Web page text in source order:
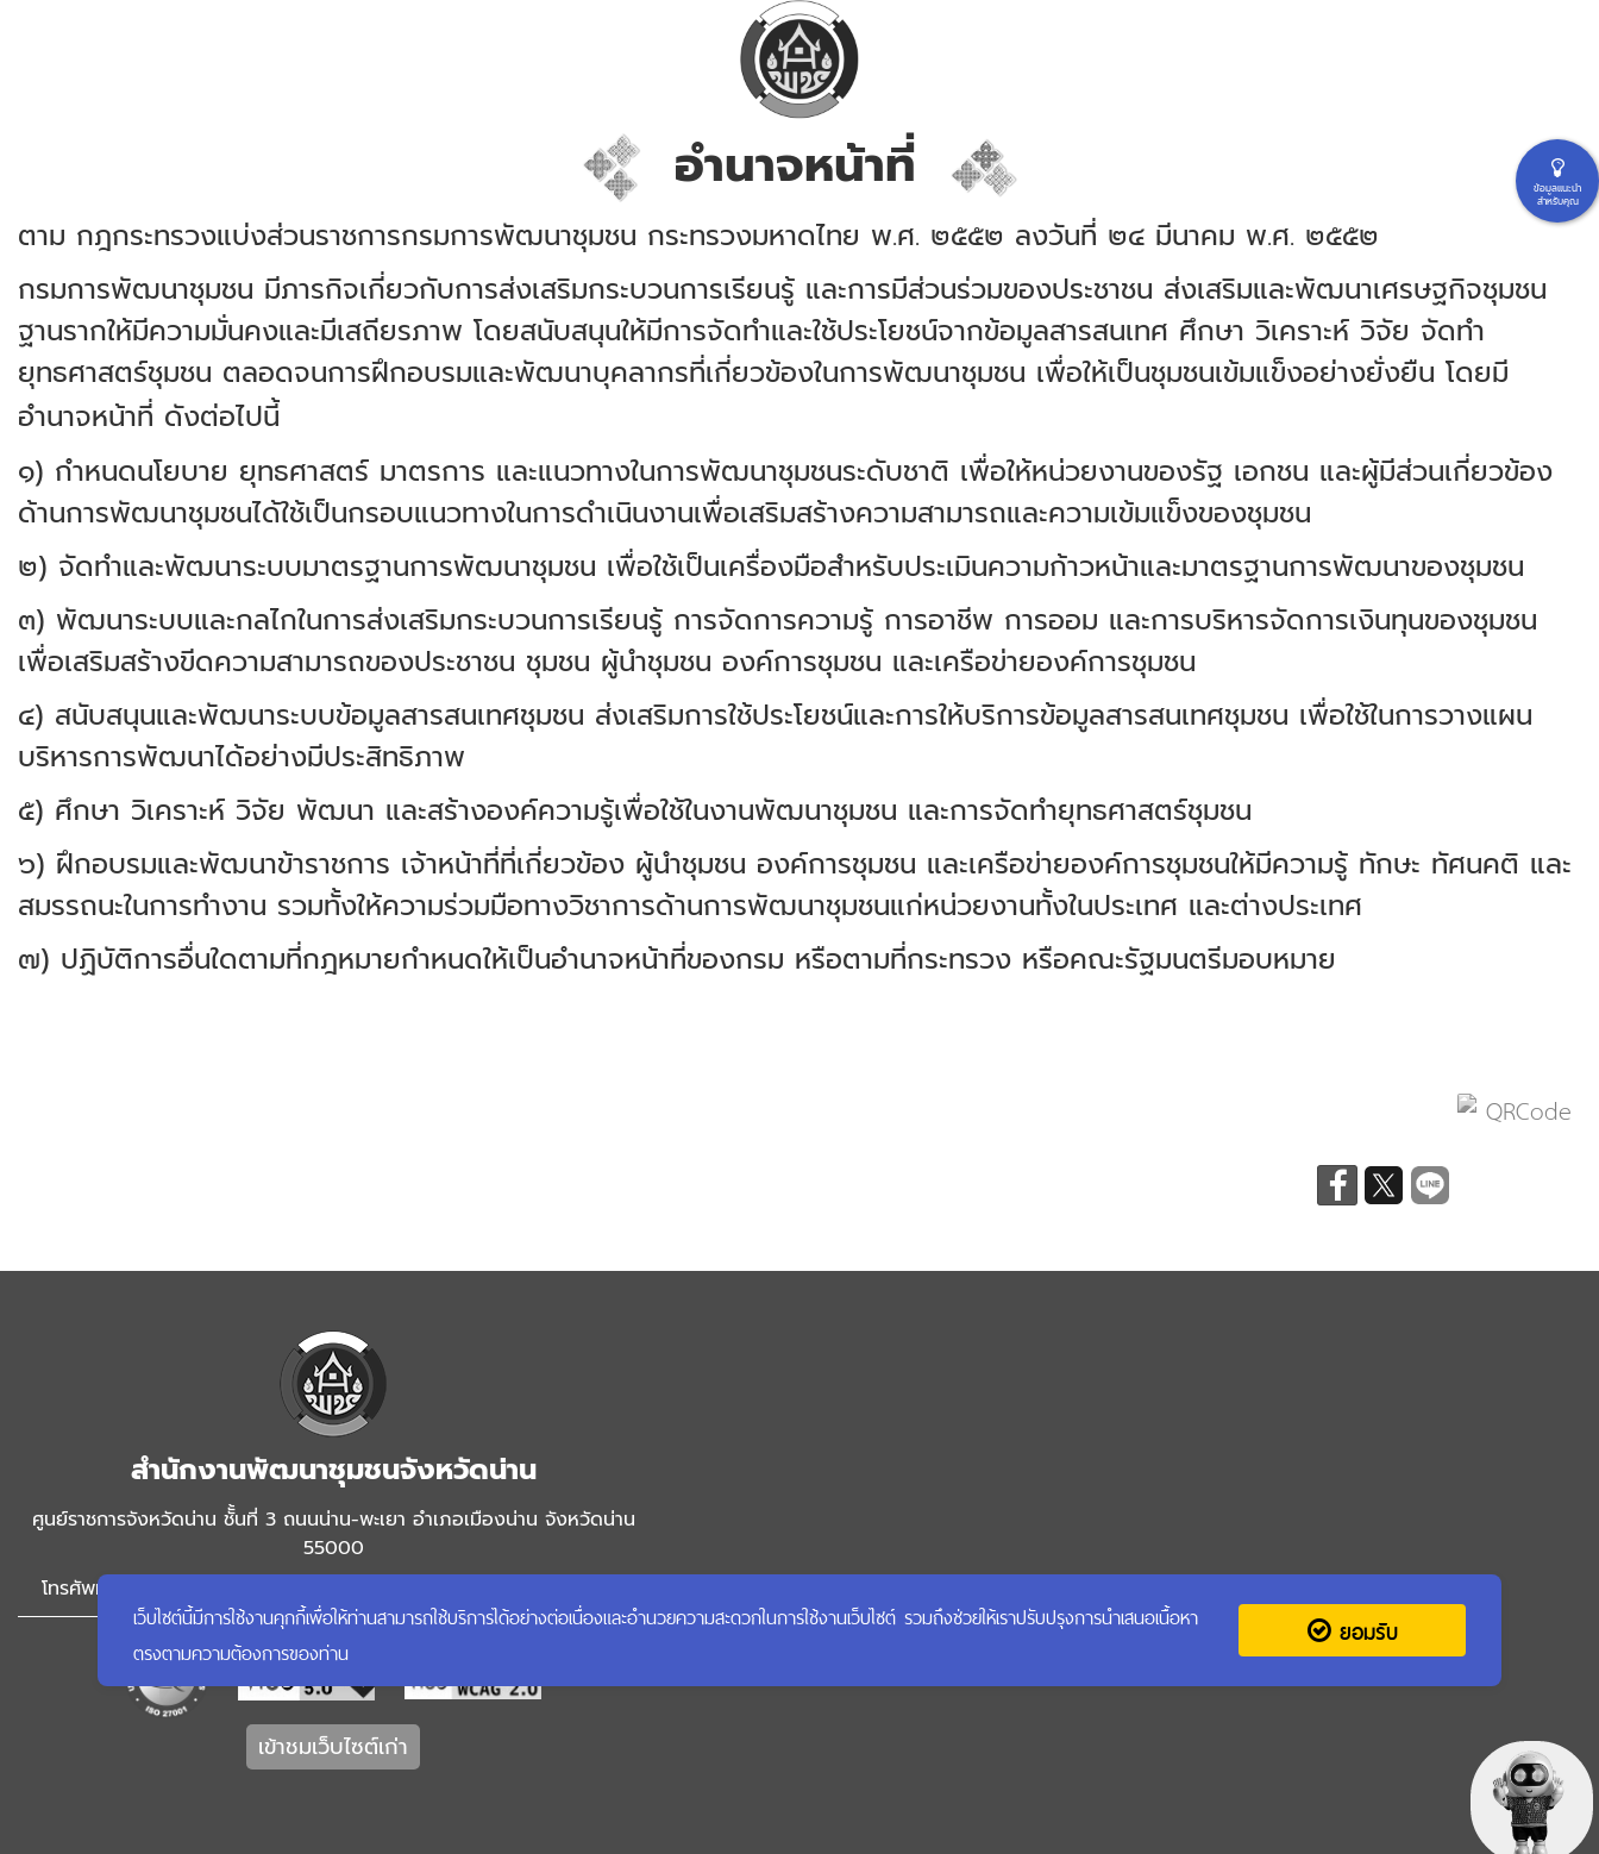
อำนาจหน้าที่
ตาม กฎกระทรวงแบ่งส่วนราชการกรมการพัฒนาชุมชน กระทรวงมหาดไทย พ.ศ. ๒๕๕๒ ลงวันที่ ๒๔ มีนาคม พ.ศ. ๒๕๕๒
กรมการพัฒนาชุมชน มีภารกิจเกี่ยวกับการส่งเสริมกระบวนการเรียนรู้ และการมีส่วนร่วมของประชาชน ส่งเสริมและพัฒนาเศรษฐกิจชุมชน
ฐานรากให้มีความมั่นคงและมีเสถียรภาพ โดยสนับสนุนให้มีการจัดทำและใช้ประโยชน์จากข้อมูลสารสนเทศ ศึกษา วิเคราะห์ วิจัย จัดทำ
ยุทธศาสตร์ชุมชน ตลอดจนการฝึกอบรมและพัฒนาบุคลากรที่เกี่ยวข้องในการพัฒนาชุมชน เพื่อให้เป็นชุมชนเข้มแข็งอย่างยั่งยืน โดยมี
อำนาจหน้าที่ ดังต่อไปนี้
๑) กำหนดนโยบาย ยุทธศาสตร์ มาตรการ และแนวทางในการพัฒนาชุมชนระดับชาติ เพื่อให้หน่วยงานของรัฐ เอกชน และผู้มีส่วนเกี่ยวข้อง
ด้านการพัฒนาชุมชนได้ใช้เป็นกรอบแนวทางในการดำเนินงานเพื่อเสริมสร้างความสามารถและความเข้มแข็งของชุมชน
๒) จัดทำและพัฒนาระบบมาตรฐานการพัฒนาชุมชน เพื่อใช้เป็นเครื่องมือสำหรับประเมินความก้าวหน้าและมาตรฐานการพัฒนาของชุมชน
๓) พัฒนาระบบและกลไกในการส่งเสริมกระบวนการเรียนรู้ การจัดการความรู้ การอาชีพ การออม และการบริหารจัดการเงินทุนของชุมชน
เพื่อเสริมสร้างขีดความสามารถของประชาชน ชุมชน ผู้นำชุมชน องค์การชุมชน และเครือข่ายองค์การชุมชน
๔) สนับสนุนและพัฒนาระบบข้อมูลสารสนเทศชุมชน ส่งเสริมการใช้ประโยชน์และการให้บริการข้อมูลสารสนเทศชุมชน เพื่อใช้ในการวางแผน
บริหารการพัฒนาได้อย่างมีประสิทธิภาพ
๕) ศึกษา วิเคราะห์ วิจัย พัฒนา และสร้างองค์ความรู้เพื่อใช้ในงานพัฒนาชุมชน และการจัดทำยุทธศาสตร์ชุมชน
๖) ฝึกอบรมและพัฒนาข้าราชการ เจ้าหน้าที่ที่เกี่ยวข้อง ผู้นำชุมชน องค์การชุมชน และเครือข่ายองค์การชุมชนให้มีความรู้ ทักษะ ทัศนคติ และ
สมรรถนะในการทำงาน รวมทั้งให้ความร่วมมือทางวิชาการด้านการพัฒนาชุมชนแก่หน่วยงานทั้งในประเทศ และต่างประเทศ
๗) ปฏิบัติการอื่นใดตามที่กฎหมายกำหนดให้เป็นอำนาจหน้าที่ของกรม หรือตามที่กระทรวง หรือคณะรัฐมนตรีมอบหมาย
สำนักงานพัฒนาชุมชนจังหวัดน่าน
ศูนย์ราชการจังหวัดน่าน ชัั้นที่ 3 ถนนน่าน-พะเยา อำเภอเมืองน่าน จังหวัดน่าน
55000
โทรศัพท์ 054-716428 FAX 054-716429 อีเมล์ rnan@cdd.mail.go.th
เข้าชมเว็บไซต์เก่า
ข้อมูลแนะนำ
สำหรับคุณ
เว็บไซต์นี้มีการใช้งานคุกกี้เพื่อให้ท่านสามารถใช้บริการได้อย่างต่อเนื่องและอำนวยความสะดวกในการใช้งานเว็บไซต์ รวมถึงช่วยให้เราปรับปรุงการนำเสนอเนื้อหา
ตรงตามความต้องการของท่าน
ยอมรับ